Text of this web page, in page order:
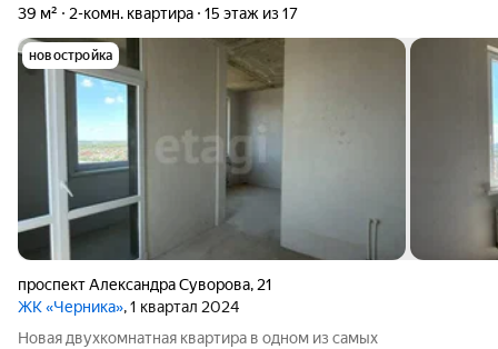
39 м² 2-комн. квартира 15 этаж из 17
новостройка
проспект Александра Суворова, 21
ЖК «Черника», 1 квартал 2024
Новая двухкомнатная квартира в одном из самых